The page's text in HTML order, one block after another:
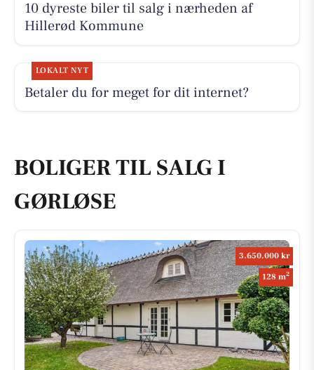
10 dyreste biler til salg i nærheden af
Hillerød Kommune
LOKALT NYT
Betaler du for meget for dit internet?
BOLIGER TIL SALG I
GØRLØSE
3.650.000 kr
128 m2